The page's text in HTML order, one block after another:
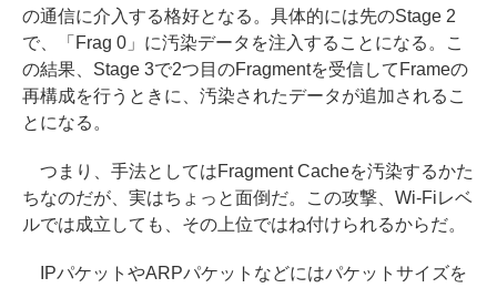
の通信に介入する格好となる。具体的には先のStage 2
で、「Frag 0」に汚染データを注入することになる。こ
の結果、Stage 3で2つ目のFragmentを受信してFrameの
再構成を行うときに、汚染されたデータが追加されるこ
とになる。
つまり、手法としてはFragment Cacheを汚染するかた
ちなのだが、実はちょっと面倒だ。この攻撃、Wi-Fiレベ
ルでは成立しても、その上位ではね付けられるからだ。
IPパケットやARPパケットなどにはパケットサイズを